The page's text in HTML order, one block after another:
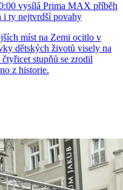
vysílá Prima MAX příběh
i ty nejtvrdší povahy
míst na Zemi ocitlo v
dětských životů visely na
stupňů se zrodil
z historie.